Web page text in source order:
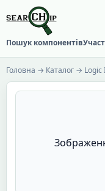
Пошук компонентів
Головна → Каталог → Logic